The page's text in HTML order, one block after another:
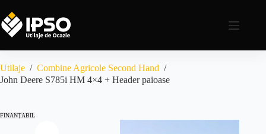
Utilaje / Combine Agricole Second Hand /
John Deere S785i HM 4×4 + Header paioase
FINANȚABIL